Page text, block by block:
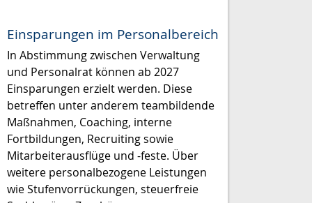
Einsparungen im Personalbereich
In Abstimmung zwischen Verwaltung
und Personalrat können ab 2027
Einsparungen erzielt werden. Diese
betreffen unter anderem teambildende
Maßnahmen, Coaching, interne
Fortbildungen, Recruiting sowie
Mitarbeiterausflüge und -feste. Über
weitere personalbezogene Leistungen
wie Stufenvorrückungen, steuerfreie